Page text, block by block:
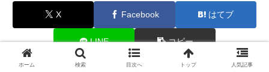
X Facebook はてブ
LINE コピー
ホーム 検索 目次へ トップ 人気記事